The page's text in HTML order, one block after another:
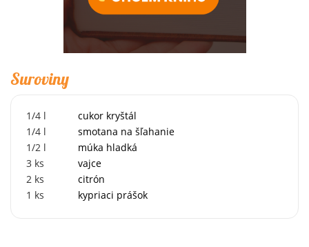
Suroviny
1/4 l
cukor kryštál
1/4 l
smotana na šľahanie
1/2 l
múka hladká
3 ks
vajce
2 ks
citrón
1 ks kypriaci prášok